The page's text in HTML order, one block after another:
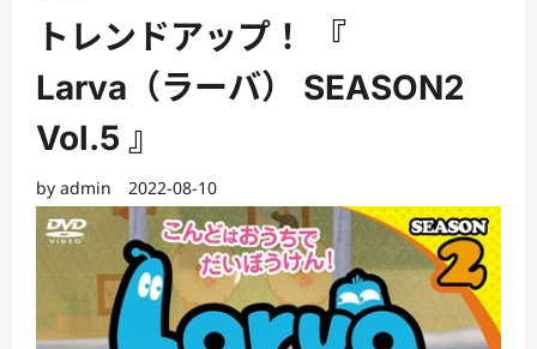
トレンドアップ！ 『
Larva（ラーバ） SEASON2
Vol.5 』
by admin 2022-08-10